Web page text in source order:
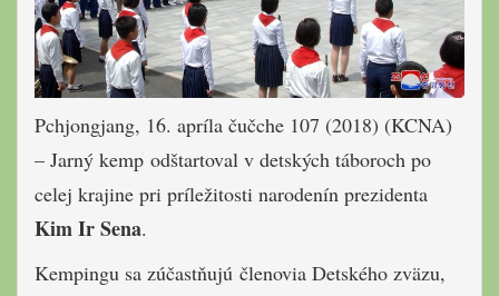
Pchjongjang, 16. apríla čučche 107 (2018) (KCNA)
– Jarný kemp odštartoval v detských táboroch po
celej krajine pri príležitosti narodenín prezidenta
Kim Ir Sena.
Kempingu sa zúčastňujú členovia Detského zväzu,